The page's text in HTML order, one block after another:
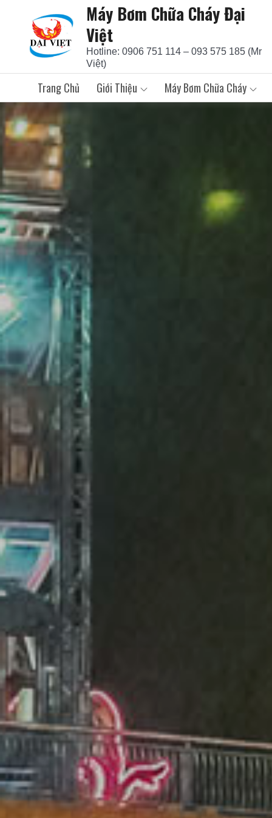
content
Máy Bơm Chữa Cháy Đại
Việt
Hotline: 0906 751 114 – 093 575 185 (Mr
Việt)
Trang Chủ Giới Thiệu Máy Bơm Chữa Cháy